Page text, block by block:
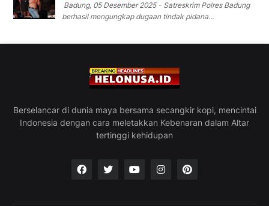
Badung, 05 Desember 2025 - Satreskrim Polres Badung
berhasil mengungkap dugaan tindak pidana...
Berselancar di dunia maya bersama secangkir kopi, mencintai
Indonesia dengan cara meletakkan Kebenaran dalam Altar
tertinggi kehidupan